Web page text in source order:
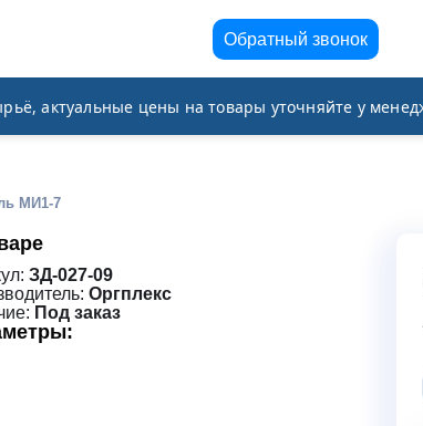
Обратный звонок
актуальные цены на товары уточняйте у
МИ1-7
ЗД-027-09
Оргплекс
Под заказ